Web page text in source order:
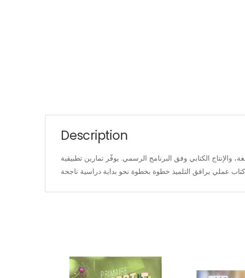
Description
والإنتاج الكتابي وفق البرنامج الرسمي. يوفّر تمارين تطبيقية